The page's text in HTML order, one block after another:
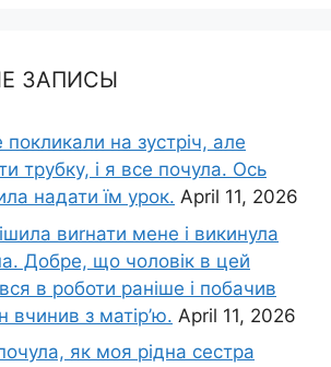
ЗАПИСЫ
на зустріч, але
трубку, і я все почула. Ось
надати їм урок. April 11, 2026
виrнати мене і викинула
Добре, що чоловік в цей
в роботи раніше і побачив
вчинив з матір’ю. April 11, 2026
як моя рідна сестра